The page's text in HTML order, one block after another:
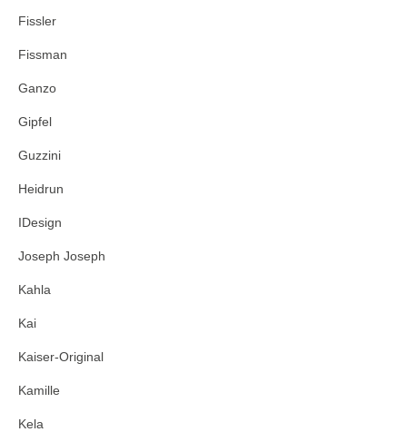
Fissler
Fissman
Ganzo
Gipfel
Guzzini
Heidrun
IDesign
Joseph Joseph
Kahla
Kai
Kaiser-Original
Kamille
Kela